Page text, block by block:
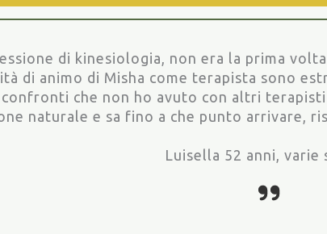
di kinesiologia, non era la prima
di animo di Misha come terapista sono
che non ho avuto con altri terapisti
naturale e sa fino a che punto arrivare,
Luisella 52 anni, varie